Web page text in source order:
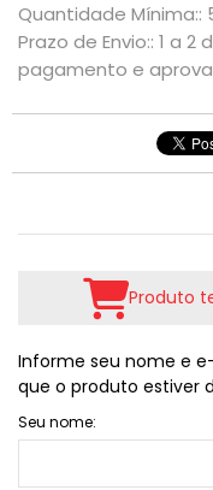
Quantidade Mínima::
Prazo de Envio:: 1 a
pagamento e
Produto
Informe seu nome e
que o produto estiver
Seu nome: